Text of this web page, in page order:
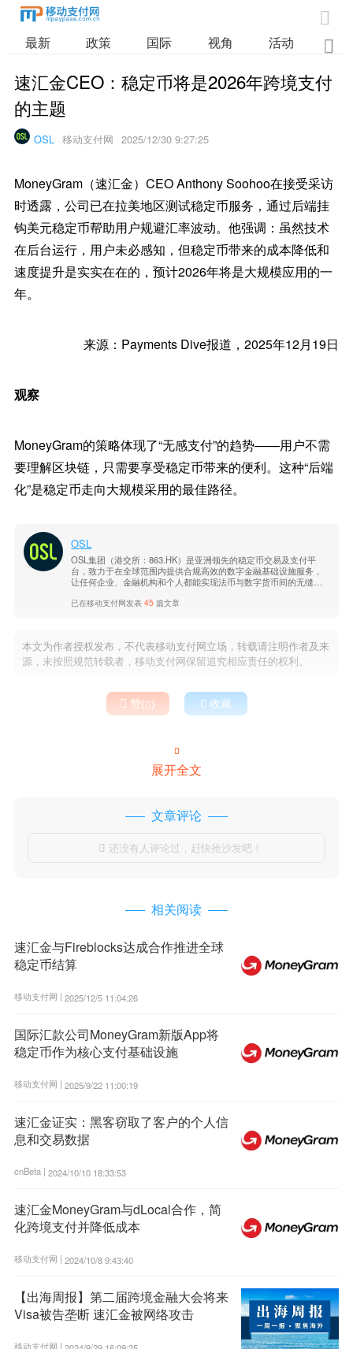

最新 政策 国际 视角 活动 业

速汇金CEO：稳定币将是2026年跨境支付
的主题
OSL 移动支付网 2025/12/30 9:27:25
MoneyGram（速汇金）CEO Anthony Soohoo在接受采访
时透露，公司已在拉美地区测试稳定币服务，通过后端挂
钩美元稳定币帮助用户规避汇率波动。他强调：虽然技术
在后台运行，用户未必感知，但稳定币带来的成本降低和
速度提升是实实在在的，预计2026年将是大规模应用的一
年。
来源：Payments Dive报道，2025年12月19日
观察
MoneyGram的策略体现了“无感支付”的趋势——用户不需
要理解区块链，只需要享受稳定币带来的便利。这种“后端
化”是稳定币走向大规模采用的最佳路径。
OSL
OSL集团（港交所：863.HK）是亚洲领先的稳定币交易及支付平
台，致力于在全球范围内提供合规高效的数字金融基础设施服务，
让任何企业、金融机构和个人都能实现法币与数字货币间的无缝兑
OSL集团矢志构建一个连接全球市场的高效生态系统，实现全球资
已在移动支付网发表45 篇文章
本文为作者授权发布，不代表移动支付网立场，转载请注明作者及来
源，未按照规范转载者，移动支付网保留追究相应责任的权利。
 赞()  收藏

展开全文
文章评论
 还没有人评论过，赶快抢沙发吧！
相关阅读
速汇金与Fireblocks达成合作推进全球
稳定币结算
移动支付网 | 2025/12/5 11:04:26
国际汇款公司MoneyGram新版App将
稳定币作为核心支付基础设施
移动支付网 | 2025/9/22 11:00:19
速汇金证实：黑客窃取了客户的个人信
息和交易数据
cnBeta | 2024/10/10 18:33:53
速汇金MoneyGram与dLocal合作，简
化跨境支付并降低成本
移动支付网 | 2024/10/8 9:43:40
【出海周报】第二届跨境金融大会将来
Visa被告垄断 速汇金被网络攻击
移动支付网 |